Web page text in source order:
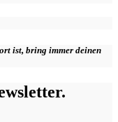
ist, bring immer deinen